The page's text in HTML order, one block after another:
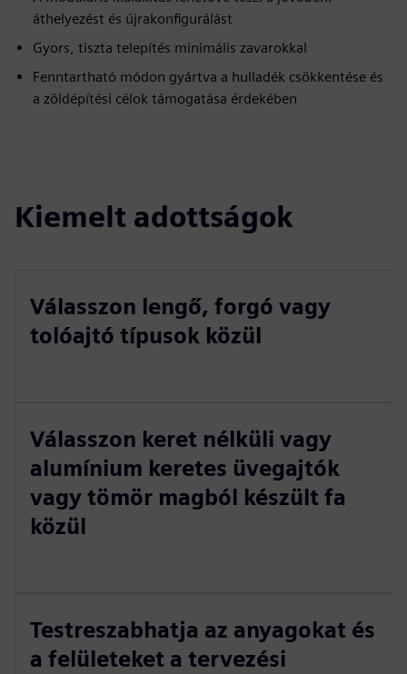
áthelyezést és újrakonfigurálást
Gyors, tiszta telepítés minimális zavarokkal
Fenntartható módon gyártva a hulladék csökkentése és
a zöldépítési célok támogatása érdekében
Kiemelt adottságok
Válasszon lengő, forgó vagy
tolóajtó típusok közül
Válasszon keret nélküli vagy
alumínium keretes üvegajtók
vagy tömör magból készült fa
közül
Testreszabhatja az anyagokat és
a felületeket a tervezési